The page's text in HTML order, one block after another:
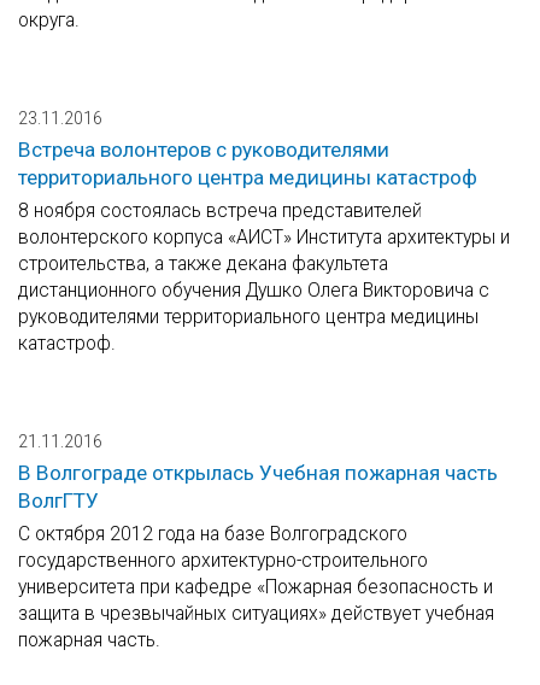
округа.
23.11.2016
Встреча волонтеров с руководителями
территориального центра медицины катастроф
8 ноября состоялась встреча представителей
волонтерского корпуса «АИСТ» Института архитектуры и
строительства, а также декана факультета
дистанционного обучения Душко Олега Викторовича с
руководителями территориального центра медицины
катастроф.
21.11.2016
В Волгограде открылась Учебная пожарная часть
ВолгГТУ
С октября 2012 года на базе Волгоградского
государственного архитектурно-строительного
университета при кафедре «Пожарная безопасность и
защита в чрезвычайных ситуациях» действует учебная
пожарная часть.